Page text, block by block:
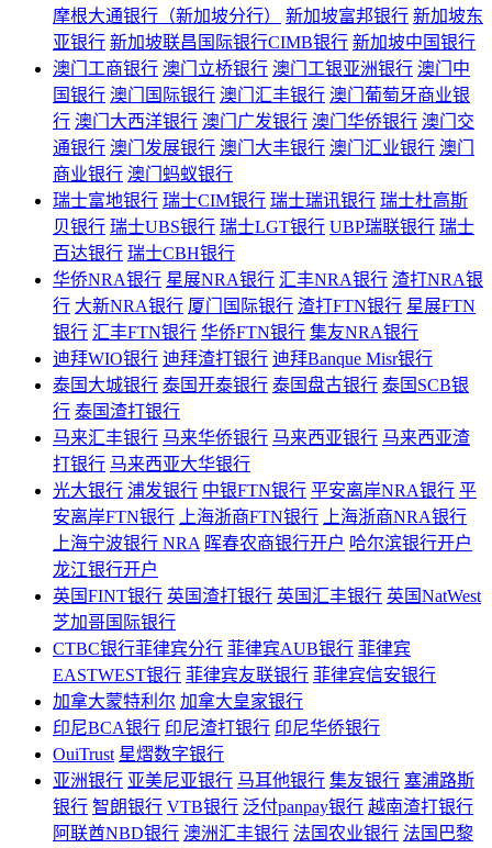
摩根大通银行（新加坡分行）
新加坡富邦银行 新加坡东
亚银行 新加坡联昌国际银行CIMB银行 新加坡中国银行
澳门工商银行 澳门立桥银行 澳门工银亚洲银行 澳门中
国银行 澳门国际银行 澳门汇丰银行 澳门葡萄牙商业银
行 澳门大西洋银行 澳门广发银行 澳门华侨银行 澳门交
通银行 澳门发展银行 澳门大丰银行 澳门汇业银行 澳门
商业银行 澳门蚂蚁银行
瑞士富地银行 瑞士CIM银行 瑞士瑞讯银行 瑞士杜高斯
贝银行 瑞士UBS银行 瑞士LGT银行 UBP瑞联银行 瑞士
百达银行 瑞士CBH银行
华侨NRA银行 星展NRA银行 汇丰NRA银行 渣打NRA银
行 大新NRA银行 厦门国际银行 渣打FTN银行 星展FTN
银行 汇丰FTN银行 华侨FTN银行 集友NRA银行
迪拜WIO银行 迪拜渣打银行 迪拜Banque Misr银行
泰国大城银行 泰国开泰银行 泰国盘古银行 泰国SCB银
行 泰国渣打银行
马来汇丰银行 马来华侨银行 马来西亚银行 马来西亚渣
打银行 马来西亚大华银行
光大银行 浦发银行 中银FTN银行 平安离岸NRA银行 平
安离岸FTN银行
上海浙商FTN银行
上海浙商NRA银行
上海宁波银行 NRA 晖春农商银行开户 哈尔滨银行开户
龙江银行开户
英国FINT银行 英国渣打银行 英国汇丰银行 英国NatWest
芝加哥国际银行
CTBC银行菲律宾分行 菲律宾AUB银行 菲律宾
EASTWEST银行 菲律宾友联银行 菲律宾信安银行
加拿大蒙特利尔 加拿大皇家银行
印尼BCA银行 印尼渣打银行 印尼华侨银行
OuiTrust 星熠数字银行
亚洲银行 亚美尼亚银行 马耳他银行 集友银行 塞浦路斯
银行 智朗银行 VTB银行 泛付panpay银行 越南渣打银行
阿联酋NBD银行 澳洲汇丰银行 法国农业银行 法国巴黎